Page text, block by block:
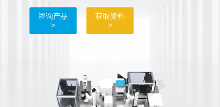
咨询产品
>
获取资料
>